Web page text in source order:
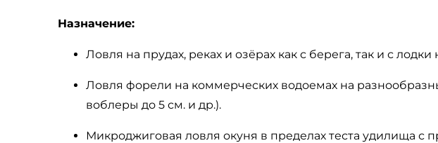
Назначение:
Ловля на прудах, реках и озёрах как с берега, так и с лодки
Ловля форели на коммерческих водоемах на
воблеры до 5 см. и др.).
Микроджиговая ловля окуня в пределах теста удилища